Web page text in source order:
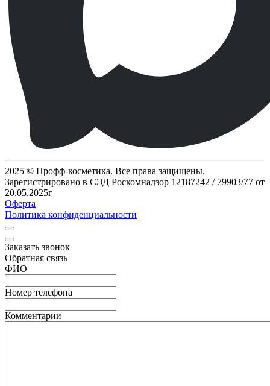
2025 © Профф-косметика. Все права защищены.
Зарегистрировано в СЭД Роскомнадзор 12187242 / 79903/77 от
20.05.2025г
Оферта
Политика конфиденциальности
Заказать звонок
Обратная связь
ФИО
Номер телефона
Комментарии